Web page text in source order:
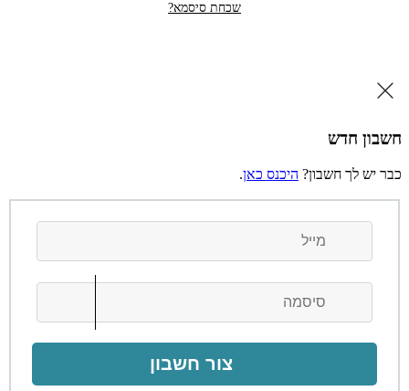
שכחת סיסמא?
חשבון חדש
כבר יש לך חשבון? היכנס כאן.
צור חשבון